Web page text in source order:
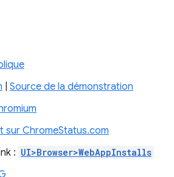
Source de la démonstration
sur ChromeStatus.com
: UI>Browser>WebAppInstalls